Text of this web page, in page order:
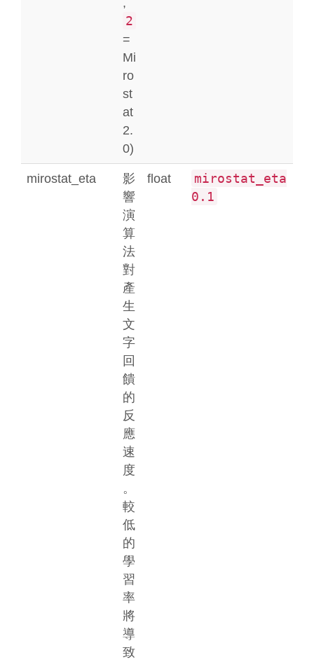
2
=
Mi
ro
st
at
2.
0)
mirostat_eta
影
響
演
算
法
對
產
生
文
字
回
饋
的
反
應
速
度
。
較
低
的
學
習
率
將
導
致
float
mirostat_eta
0.1